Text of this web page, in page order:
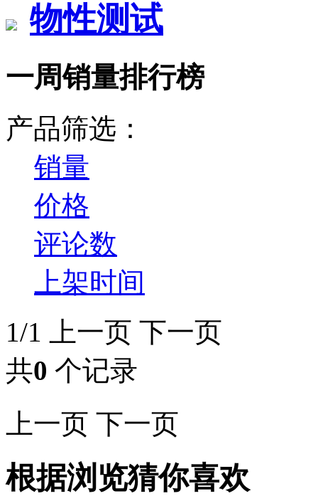
物性测试
一周销量排行榜
产品筛选：
销量
价格
评论数
上架时间
1/1
上一页 下一页
共0 个记录
上一页 下一页
根据浏览猜你喜欢